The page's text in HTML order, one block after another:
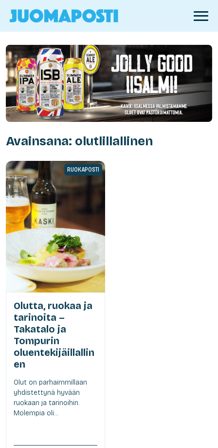
Avainsana: olutlillallinen
RUOKAPOSTI
Olutta, ruokaa ja
tarinoita –
Takatalo ja
Tompurin
oluentekijäillallin
en
Olut on parhaimmillaan
yhdistettynä hyvään
ruokaan ja tarinoihin.
Molempia oli...